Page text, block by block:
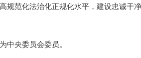
规范化法治化正规化水平，建设忠诚干净
央委员会委员。